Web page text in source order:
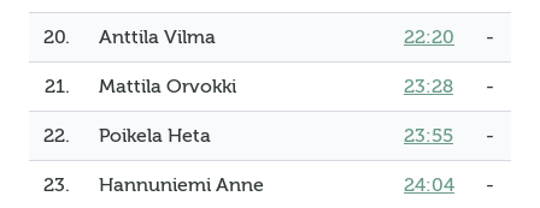
20. Anttila Vilma 22:20 -
21. Mattila Orvokki 23:28 -
22. Poikela Heta 23:55 -
23. Hannuniemi Anne 24:04 -